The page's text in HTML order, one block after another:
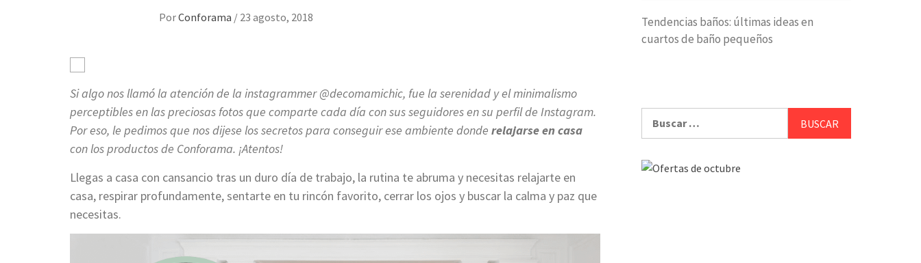
PorConforama / 23 agosto, 2018
Si algo nos llamó la atención de la instagrammer @decomamichic, fue la serenidad y el minimalismo
perceptibles en las preciosas fotos que comparte cada día con sus seguidores en su perfil de Instagram.
Por eso, le pedimos que nos dijese los secretos para conseguir ese ambiente donde relajarse en casa
con los productos de Conforama. ¡Atentos!
Llegas a casa con cansancio tras un duro día de trabajo, la rutina te abruma y necesitas relajarte en
casa, respirar profundamente, sentarte en tu rincón favorito, cerrar los ojos y buscar la calma y paz que
necesitas.
Tendencias baños: últimas ideas en
cuartos de baño pequeños